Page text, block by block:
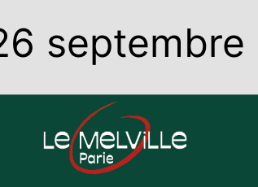
septembre